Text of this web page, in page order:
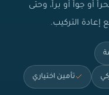
أو جواً أو براً، وحتى
إعادة التركيب.
تأمين اختياري